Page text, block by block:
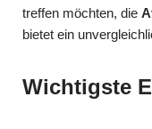
treffen möchten, die
bietet ein
Wichtigste